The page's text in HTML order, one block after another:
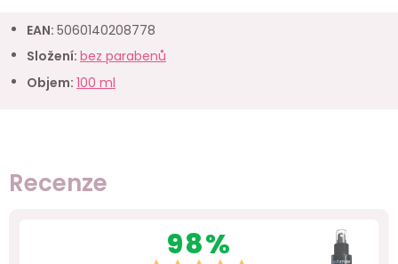
EAN: 5060140208778
Složení: bez parabenů
Objem: 100 ml
Recenze
98%